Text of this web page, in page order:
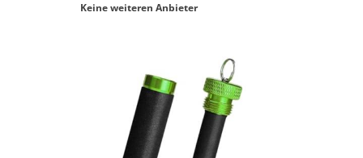
Keine weiteren Anbieter